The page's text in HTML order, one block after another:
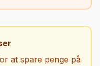
at spare penge på